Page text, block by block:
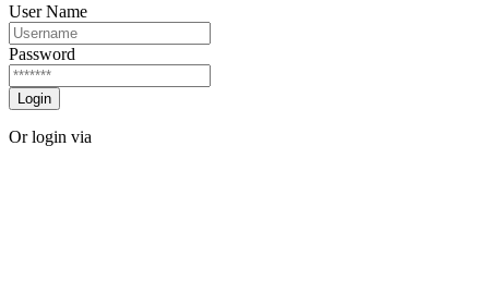
User Name
Password
Login
Or login via